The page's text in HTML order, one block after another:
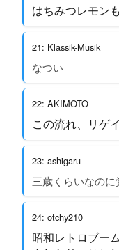
はちみつレモン
21: Klassik-Musik
なつい
22: AKIMOTO
この流れ、リゲ
23: ashigaru
三歳くらいなのに
24: otchy210
昭和レトロブー